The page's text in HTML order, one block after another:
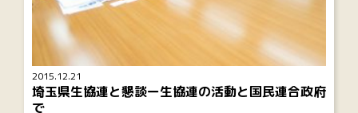
2015.12.21
埼玉県生協連と懇談ー生協連の活動と国民連合政府
で